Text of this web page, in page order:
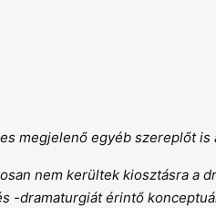
megjelenő egyéb szereplőt
nem kerültek kiosztásra a
-dramaturgiát érintő